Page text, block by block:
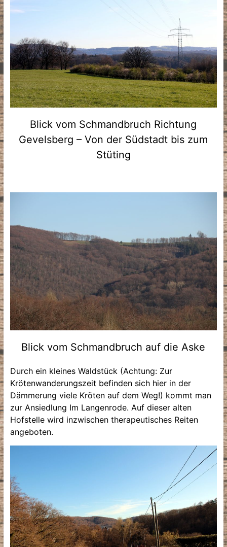
Blick vom Schmandbruch Richtung
Gevelsberg – Von der Südstadt bis zum
Stüting
Blick vom Schmandbruch auf die Aske
Durch ein kleines Waldstück (Achtung: Zur
Krötenwanderungszeit befinden sich hier in der
Dämmerung viele Kröten auf dem Weg!) kommt man
zur Ansiedlung Im Langenrode. Auf dieser alten
Hofstelle wird inzwischen therapeutisches Reiten
angeboten.